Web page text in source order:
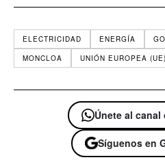
ELECTRICIDAD ENERGÍA
MONCLOA
UNIÓN EUROPEA (UE)
Únete al canal
Síguenos en